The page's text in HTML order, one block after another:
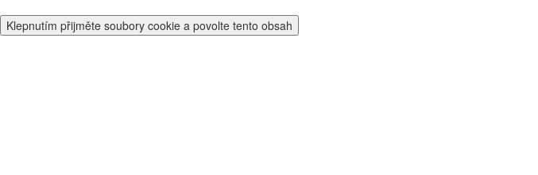
Klepnutím přijměte soubory cookie a povolte tento obsah